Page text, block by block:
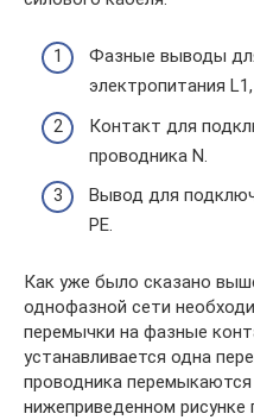
Фазные выводы
электропитания
Контакт для
проводника N.
Вывод для
PE.
Как уже было сказано
однофазной сети
перемычки на фазные
устанавливается одна
проводника
нижеприведенном рисунке